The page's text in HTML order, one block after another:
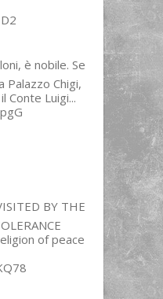
è nobile. Se
Palazzo Chigi,
Conte Luigi...
BY THE
of peace